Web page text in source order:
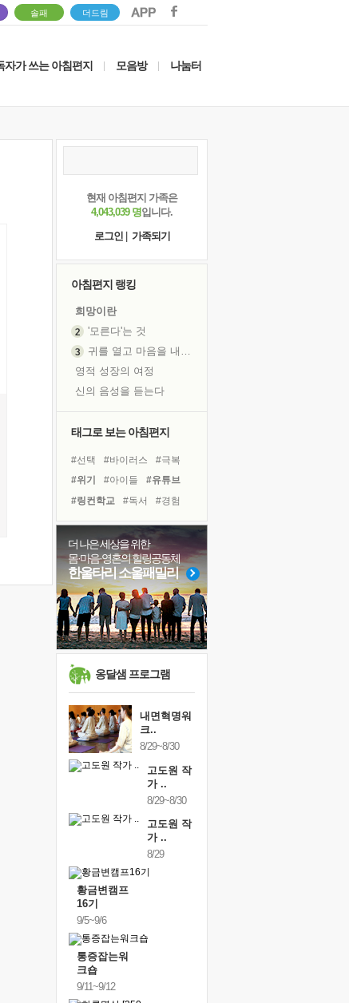
솔패 더드림
자가 쓰는 아침편지 모음방 나눔터
현재 아침편지 가족은
4,043,039 명입니다.
로그인
가족되기
아침편지 랭킹
희망이란
'모른다'는 것
귀를 열고 마음을 내어주고
영적 성장의 여정
신의 음성을 듣는다
극과 극의 양 끝단
'말 타는 법'을 먼저
졸업식 사진을 보며
극심한 변비, 어깨결림, 수면 장애
아픈 아버지를 위한 공간 설계
슬럼프
보고 싶은 어머니
유년 시절의 부산 영도 바다
못된 꼰대들
너무 황홀한 꽃들이여!
태그로 보는 아침편지
#선택 #바이러스
#극복
#위기
#아이들
#유튜브
#링컨학교
#독서
#경험
#면역력
#친구
#희망
#다짐
#독서캠프
#건강
#삶
#나눔 #리더
#사람
#도움
#비전캠프
더 나은 세상을 위한
몸·마음·영혼의 힐링공동체
한울타리 소울패밀리
옹달샘 프로그램
내면혁명워
크..
8/29~8/30
고도원 작
가 ..
8/29~8/30
고도원 작
가 ..
8/29
황금변캠프
16기
9/5~9/6
통증잡는워
크숍
9/11~9/12